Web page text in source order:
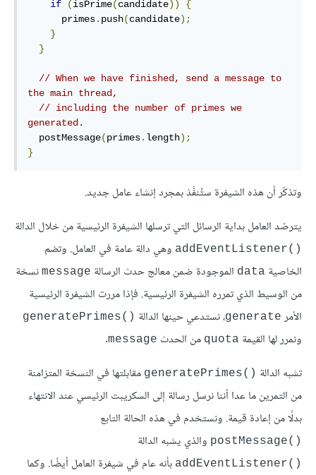
if (isPrime(candidate))
{
      primes
. push(candidate);
}
}
// When we have finished, send a message to
the main thread,
// including the number of primes we
generated.
  postMessage
(primes. length);
}
وتذكّر أن هذه الشيفرة ستُنفَّذ بمجرد إنشاء عامل جديد.
يترصّد العامل بداية الرسائل التي ترسلها الشيفرة الرئيسية من خلال الدالة
()addEventListener
وهي دالة عامة في العامل. وتضم
الخاصية data الموجودة ضمن معالج حدث الرسالة message نسخة
من الوسيط الذي تمرره الشيفرة الرئيسية. فإذا مررت الشيفرة الرئيسية
اﻷمر generate، نستدعي حينها الدالة ()generatePrimes
ونمرر لها القيمة quota من الحدث message
.
تشبه الدالة ()generatePrimes
مقابلتها في النسخة المتزامنة
من التمرين ما عدا أننا نرسل رسالة إلى السكريبت الرئيسي عند الانتهاء
بدلًا من إعادة قيمة. ونستخدم في هذه الحالة التابع
()postMessage والذي يشبه الدالة
()addEventListener
بأنه عام في شيفرة العامل أيضًا. وكما